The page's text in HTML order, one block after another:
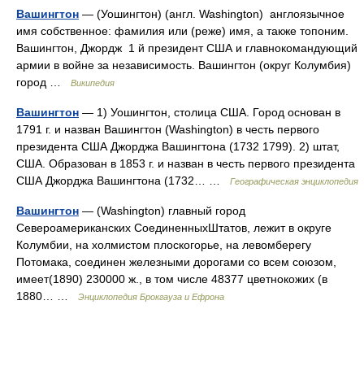
Вашингтон — (Уошингтон) (англ. Washington) англоязычное
имя собственное: фамилия или (реже) имя, а также топоним.
Вашингтон, Джордж 1 й президент США и главнокомандующий
армии в войне за независимость. Вашингтон (округ Колумбия)
город …
Википедия
Вашингтон — 1) Уошингтон, столица США. Город основан в
1791 г. и назван Вашингтон (Washington) в честь первого
президента США Джорджа Вашингтона (1732 1799). 2) штат,
США. Образован в 1853 г. и назван в честь первого президента
США Джорджа Вашингтона (1732… …
Географическая энциклопедия
Вашингтон — (Washington) главный город
Североамериканских СоединенныхШтатов, лежит в округе
Колумбии, на холмистом плоскогорье, на левомберегу
Потомака, соединен железными дорогами со всем союзом,
имеет(1890) 230000 ж., в том числе 48377 цветнокожих (в
1880… …
Энциклопедия Брокгауза и Ефрона